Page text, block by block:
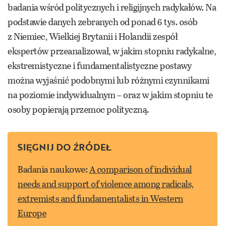
badania wśród politycznych i religijnych radykałów. Na
podstawie danych zebranych od ponad 6 tys. osób
z Niemiec, Wielkiej Brytanii i Holandii zespół
ekspertów przeanalizował, w jakim stopniu radykalne,
ekstremistyczne i fundamentalistyczne postawy
można wyjaśnić podobnymi lub różnymi czynnikami
na poziomie indywidualnym – oraz w jakim stopniu te
osoby popierają przemoc polityczną.
SIĘGNIJ DO ŹRÓDEŁ
Badania naukowe:A comparison of individual
needs and support of violence among radicals,
extremists and fundamentalists in Western
Europe